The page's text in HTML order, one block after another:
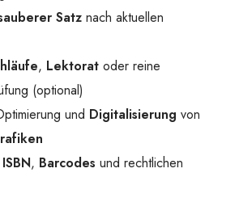
Satz nach aktuellen
, Lektorat oder reine
(optional)
und Digitalisierung von
ISBN, Barcodes und rechtlichen